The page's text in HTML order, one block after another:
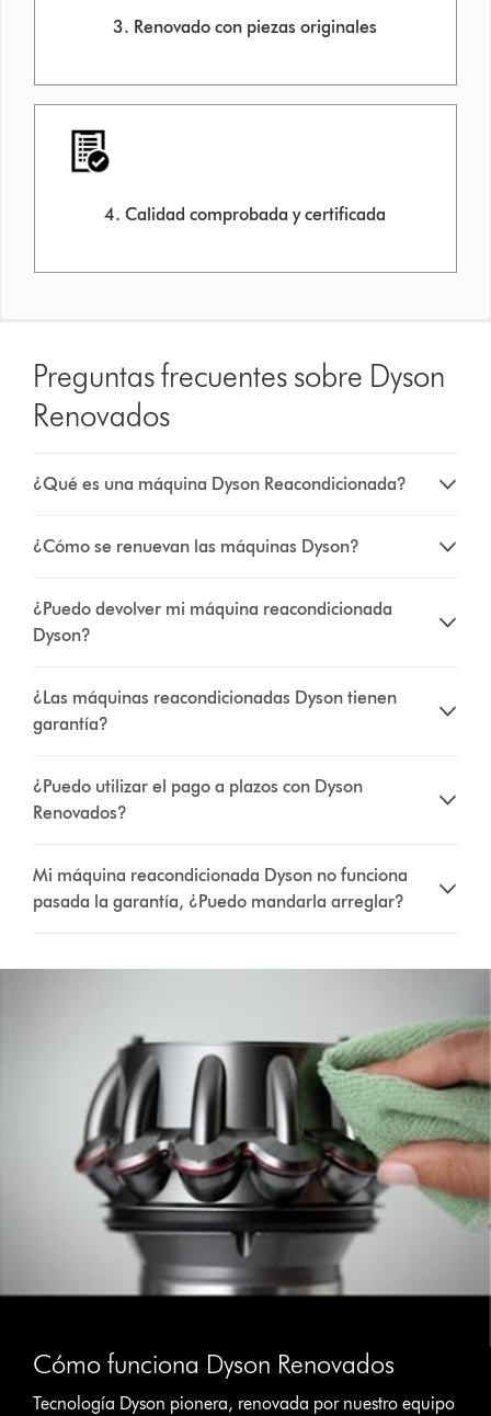
3. Renovado con piezas originales
4. Calidad comprobada y certificada
Preguntas frecuentes sobre Dyson
Renovados
¿Qué es una máquina Dyson Reacondicionada?
¿Cómo se renuevan las máquinas Dyson?
¿Puedo devolver mi máquina reacondicionada
Dyson?
¿Las máquinas reacondicionadas Dyson tienen
garantía?
¿Puedo utilizar el pago a plazos con Dyson
Renovados?
Mi máquina reacondicionada Dyson no funciona
pasada la garantía, ¿Puedo mandarla arreglar?
Cómo funciona Dyson Renovados
Tecnología Dyson pionera, renovada por nuestro equipo